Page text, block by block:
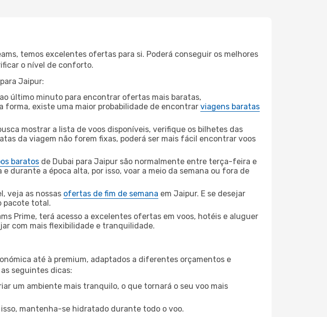
temos excelentes ofertas para si. Poderá conseguir os melhores
o nível de conforto.
Jaipur:
último minuto para encontrar ofertas mais baratas,
forma, existe uma maior probabilidade de encontrar viagens baratas
mostrar a lista de voos disponíveis, verifique os bilhetes das
da viagem não forem fixas, poderá ser mais fácil encontrar voos
baratos de Dubai para Jaipur são normalmente entre terça-feira e
durante a época alta, por isso, voar a meio da semana ou fora de
veja as nossas ofertas de fim de semana em Jaipur. E se desejar
pacote total.
Prime, terá acesso a excelentes ofertas em voos, hotéis e aluguer
com mais flexibilidade e tranquilidade.
até à premium, adaptados a diferentes orçamentos e
seguintes dicas:
um ambiente mais tranquilo, o que tornará o seu voo mais
mantenha-se hidratado durante todo o voo.